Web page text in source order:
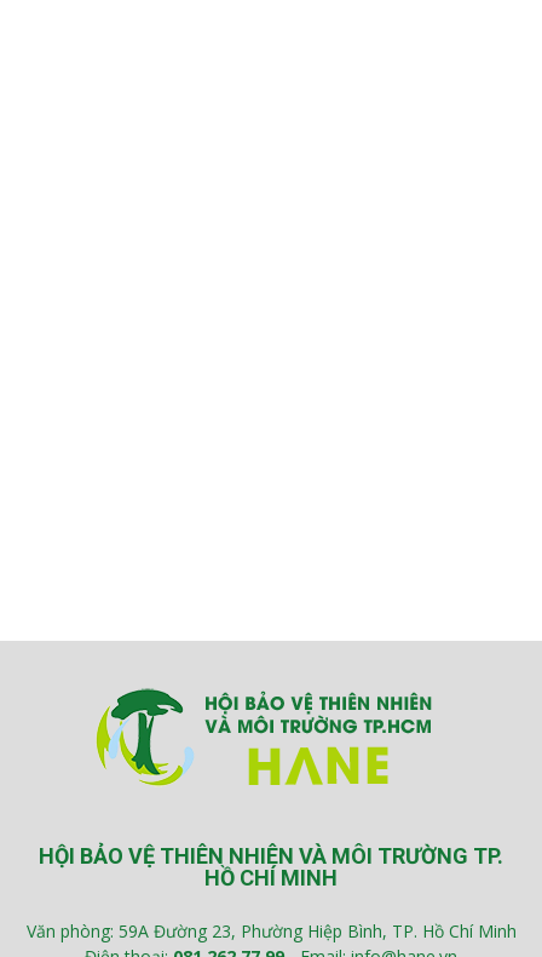
HỘI BẢO VỆ THIÊN NHIÊN VÀ MÔI TRƯỜNG TP.
HỒ CHÍ MINH
Văn phòng: 59A Đường 23, Phường Hiệp Bình, TP. Hồ Chí Minh